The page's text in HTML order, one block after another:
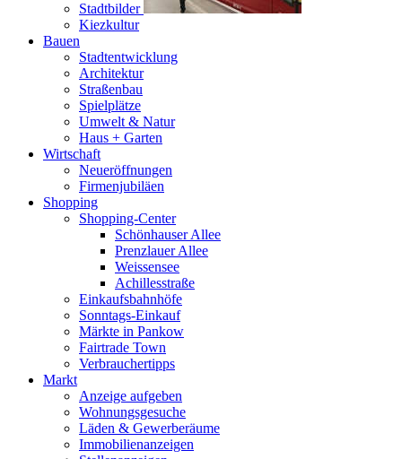
Stadtbilder
Kiezkultur
Bauen
Stadtentwicklung
Architektur
Straßenbau
Spielplätze
Umwelt & Natur
Haus + Garten
Wirtschaft
Neueröffnungen
Firmenjubiläen
Shopping
Shopping-Center
Schönhauser Allee
Prenzlauer Allee
Weissensee
Achillesstraße
Einkaufsbahnhöfe
Sonntags-Einkauf
Märkte in Pankow
Fairtrade Town
Verbrauchertipps
Markt
Anzeige aufgeben
Wohnungsgesuche
Läden & Gewerberäume
Immobilienanzeigen